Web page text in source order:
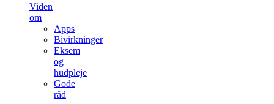
Viden
om
Apps
Bivirkninger
Eksem
og
hudpleje
Gode
råd